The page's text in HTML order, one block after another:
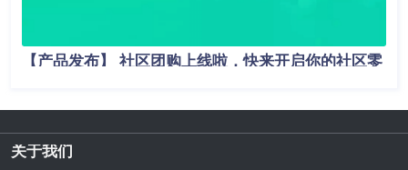
【产品发布】 社区团购上线啦，快来开启你的社区零
关于我们